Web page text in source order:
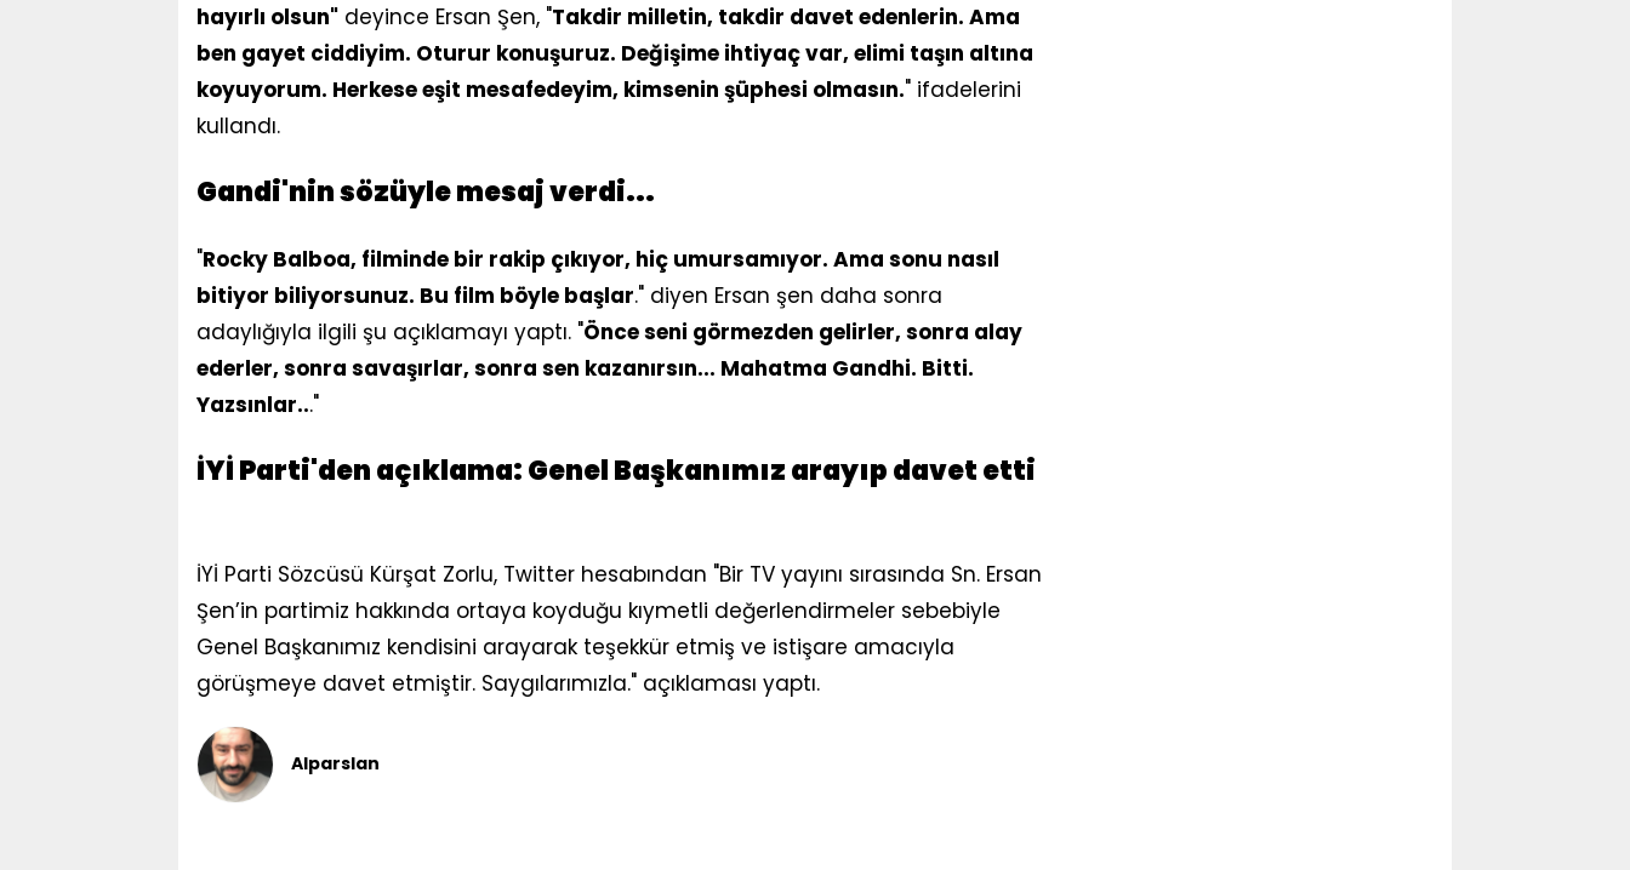
hayırlı olsun" deyince Ersan Şen, "Takdir milletin, takdir davet edenlerin. Ama
ben gayet ciddiyim. Oturur konuşuruz. Değişime ihtiyaç var, elimi taşın altına
koyuyorum. Herkese eşit mesafedeyim, kimsenin şüphesi olmasın." ifadelerini
kullandı.
Gandi'nin sözüyle mesaj verdi...
"Rocky Balboa, filminde bir rakip çıkıyor, hiç umursamıyor. Ama sonu nasıl
bitiyor biliyorsunuz. Bu film böyle başlar." diyen Ersan şen daha sonra
adaylığıyla ilgili şu açıklamayı yaptı. "Önce seni görmezden gelirler, sonra alay
ederler, sonra savaşırlar, sonra sen kazanırsın... Mahatma Gandhi. Bitti.
Yazsınlar..."
İYİ Parti'den açıklama: Genel Başkanımız arayıp davet etti
İYİ Parti Sözcüsü Kürşat Zorlu, Twitter hesabından "Bir TV yayını sırasında Sn. Ersan
Şen’in partimiz hakkında ortaya koyduğu kıymetli değerlendirmeler sebebiyle
Genel Başkanımız kendisini arayarak teşekkür etmiş ve istişare amacıyla
görüşmeye davet etmiştir. Saygılarımızla." açıklaması yaptı.
Alparslan